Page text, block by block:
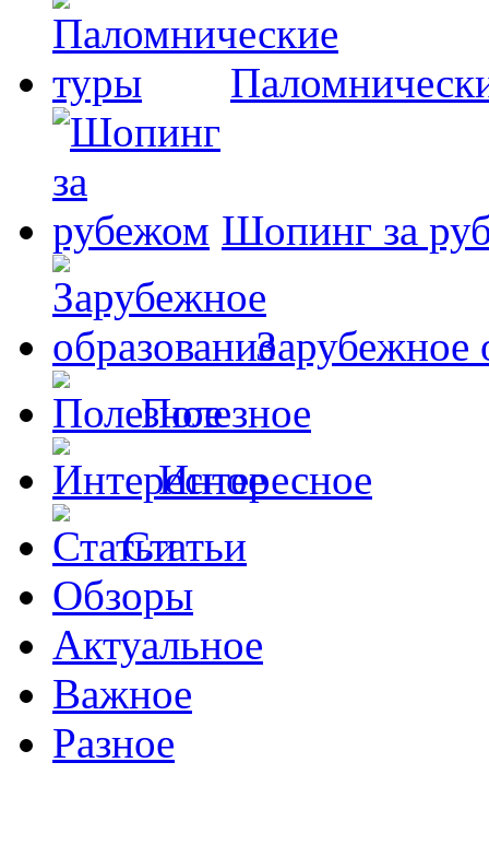
Шопинг за
Зарубежное
Полезное
Интересное
Статьи
Обзоры
Актуальное
Важное
Разное